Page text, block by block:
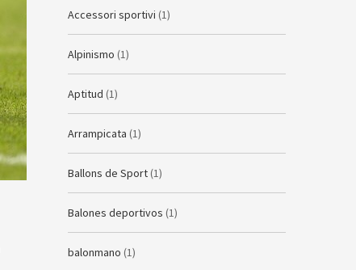
Accessori sportivi (1)
Alpinismo (1)
Aptitud (1)
Arrampicata (1)
Ballons de Sport (1)
Balones deportivos (1)
balonmano (1)